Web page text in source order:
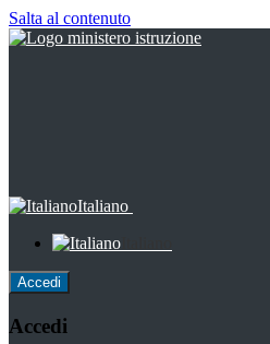
Salta al contenuto
Italiano
Accedi
Accedi